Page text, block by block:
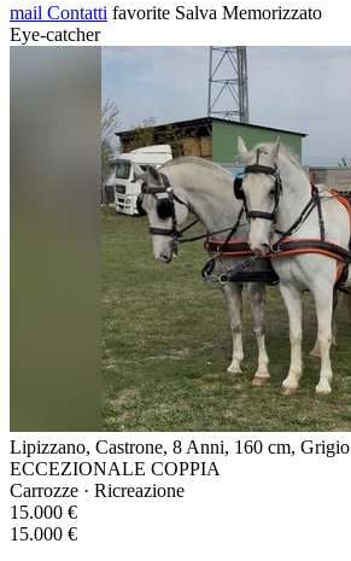
mail Contatti favorite Salva Memorizzato
Eye-catcher
Lipizzano, Castrone, 8 Anni, 160 cm, Grigio
ECCEZIONALE COPPIA
Carrozze · Ricreazione
15.000 €
15.000 €